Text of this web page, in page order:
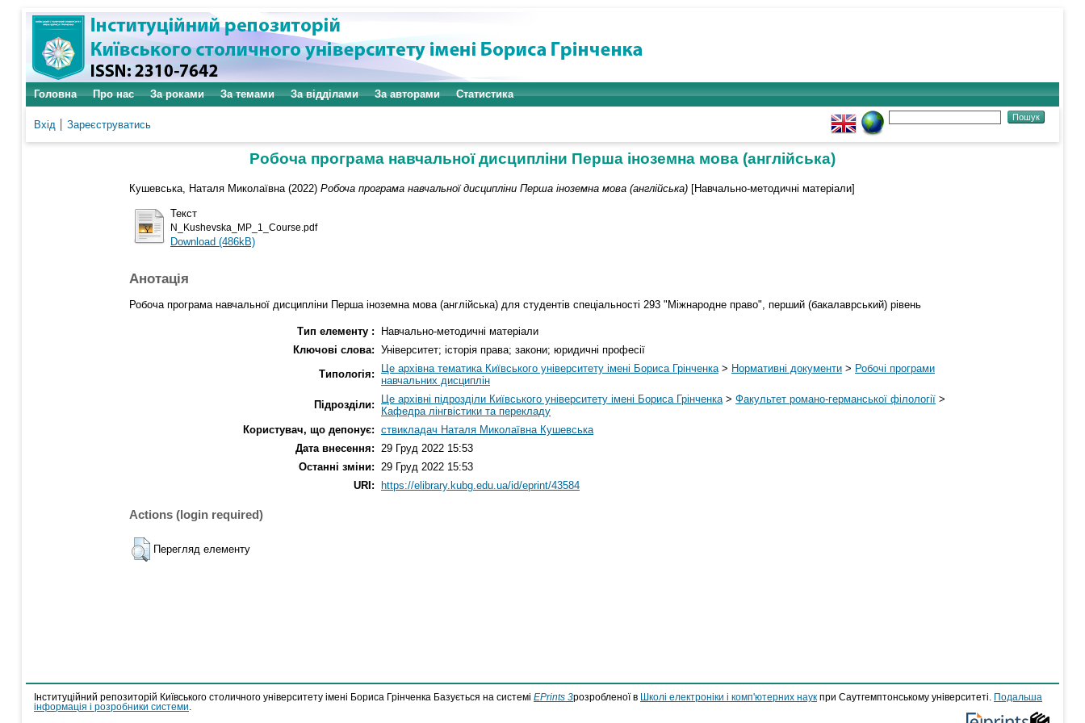
Головна Про нас За роками За темами За відділами За авторами Статистика
Вхід Зареєструватись
Робоча програма навчальної дисципліни Перша іноземна мова (англійська)
Кушевська, Наталя Миколаївна (2022) Робоча програма навчальної дисципліни Перша іноземна мова (англійська) [Навчально-методичні матеріали]
Текст
N_Kushevska_MP_1_Course.pdf
Download (486kB)
Анотація
Робоча програма навчальної дисципліни Перша іноземна мова (англійська) для студентів спеціальності 293 "Міжнародне право", перший (бакалаврський) рівень
Тип елементу :
Навчально-методичні матеріали
Ключові слова: Університет; історія права; закони; юридичні професії
Типологія:
Це архівна тематика Київського університету імені Бориса Грінченка > Нормативні документи > Робочі програми
навчальних дисциплін
Підрозділи:
Це архівні підрозділи Київського університету імені Бориса Грінченка > Факультет романо-германської філології >
Кафедра лінгвістики та перекладу
Користувач, що депонує: ствикладач Наталя Миколаївна Кушевська
Дата внесення:
29 Груд 2022 15:53
Останні зміни:
29 Груд 2022 15:53
URI:
https://elibrary.kubg.edu.ua/id/eprint/43584
Actions (login required)
Перегляд елементу
Інституційний репозиторій Київського столичного університету імені Бориса Грінченка Базується на системі EPrints 3розробленої в Школі електроніки і комп'ютерних наук при Саутгемптонському університеті.
Подальша
інформація і розробники системи